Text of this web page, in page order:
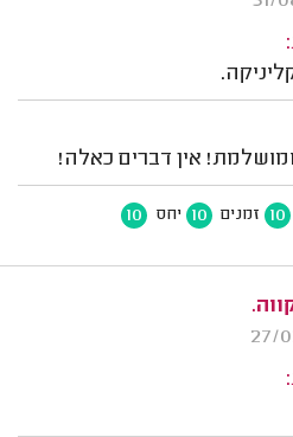
אין דברים כאלה!
10 זמנים 10 יחס 10